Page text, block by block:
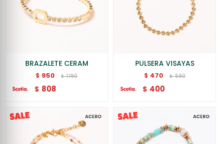
BRAZALETE CERAM
$ 950 $ 1.190
$ 808
PULSERA VISAYAS
$ 470 $ 590
$ 400